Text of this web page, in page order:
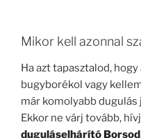
Mikor kell azonnal
Ha azt tapasztalod,
bugyborékol vagy
már komolyabb dugulás
Ekkor ne várj tovább, hívj
duguláselhárító Borsod